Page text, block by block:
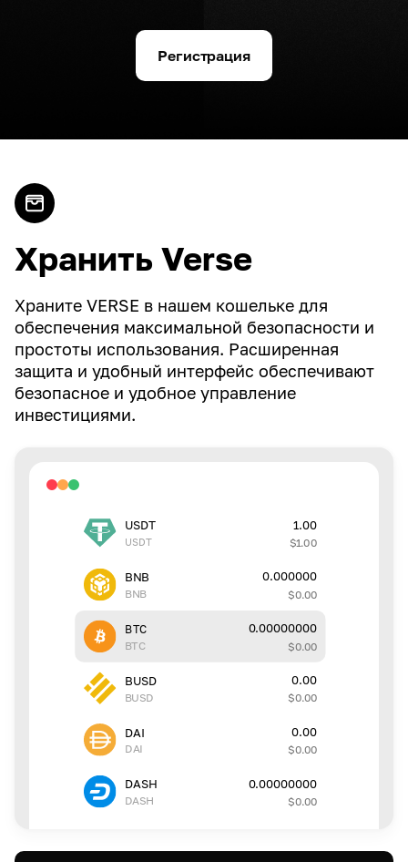
Регистрация
Хранить Verse
Храните VERSE в нашем кошельке для
обеспечения максимальной безопасности и
простоты использования. Расширенная
защита и удобный интерфейс обеспечивают
безопасное и удобное управление
инвестициями.
USDT
USDT
1.00
$1.00
BNB
BNB
0.000000
$0.00
BTC
BTC
0.00000000
$0.00
BUSD
BUSD
0.00
$0.00
DAI
DAI
0.00
$0.00
DASH
DASH
0.00000000
$0.00